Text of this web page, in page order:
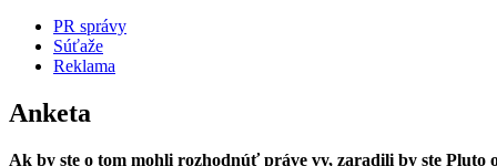
PR správy
Súťaže
Reklama
Anketa
Ak by ste o tom mohli rozhodnúť práve vy, zaradili by ste Pluto